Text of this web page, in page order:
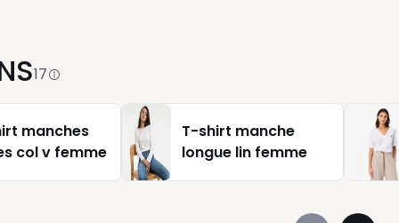
17
manches
col v femme
T-shirt manche
longue lin femme